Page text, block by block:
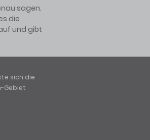
sagen.
die
und gibt
sich die
Gebiet